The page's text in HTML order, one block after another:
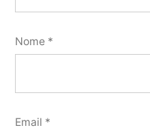
Nome *
Email *